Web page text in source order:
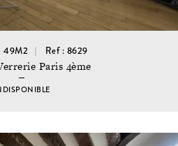
49M2 Ref : 8629
Paris 4ème